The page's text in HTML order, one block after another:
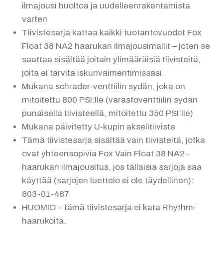
ilmajousi huoltoa ja uudelleenrakentamista
varten
Tiivistesarja kattaa kaikki tuotantovuodet Fox
Float 38 NA2 haarukan ilmajousimallit – joten se
saattaa sisältää joitain ylimääräisiä tiivisteitä,
joita ei tarvita iskunvaimentimissasi.
Mukana schrader-venttiilin sydän, joka on
mitoitettu 800 PSI:lle (varastoventtiilin sydän
punaisella tiivisteellä, mitoitettu 350 PSI:lle)
Mukana päivitetty U-kupin akselitiiviste
Tämä tiivistesarja sisältää vain tiivisteitä, jotka
ovat yhteensopivia Fox Vain Float 38 NA2 -
haarukan ilmajousitus, jos tällaisia ​​sarjoja saa
käyttää (sarjojen luettelo ei ole täydellinen):
803-01-487
HUOMIO – tämä tiivistesarja ei kata Rhythm-
haarukoita.